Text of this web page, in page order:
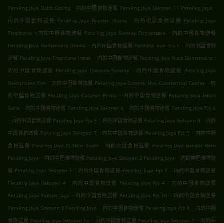
Petaling Jaya Bukit Gasing . 内的中国食物送餐 Petaling Jaya Seksyen 11 Petaling Jaya .
内的中国食物送餐 Petaling Jaya Bandar Utama . 内的中国食物送餐 Petaling Jaya
Tropicana . 内的中国食物送餐 Petaling Jaya Sunway Damansara . 内的中国食物送餐
Petaling Jaya Damansara Utama . 内的中国食物送餐 Petaling Jaya Pju 1 . 内的中国食物
送餐 Petaling Jaya Tropicana Indah . 内的中国食物送餐 Petaling Jaya Kota Damansara .
内的中国食物送餐 Petaling Jaya Dataran Sunway . 内的中国食物送餐 Petaling Jaya
Damansara Kim . 内的中国食物送餐 Petaling Jaya Sunway Mas Commercial Center . 内
的中国食物送餐 Petaling Jaya Dataran Prima . 内的中国食物送餐 Petaling Jaya Aman
Suria . 内的中国食物送餐 Petaling Jaya Seksyen 6 . 内的中国食物送餐 Petaling Jaya Pjs 6
. 内的中国食物送餐 Petaling Jaya Pjs 9 . 内的中国食物送餐 Petaling Jaya Seksyen 9 . 内的
中国食物送餐 Petaling Jaya Seksyen 7 . 内的中国食物送餐 Petaling Jaya Pjs 7 . 内的中国
食物送餐 Petaling Jaya Pj New Town . 内的中国食物送餐 Petaling Jaya Bandar Baru
Petaling Jaya . 内的中国食物送餐 Petaling Jaya Seksyen 3 Petaling Jaya . 内的中国食物送
餐 Petaling Jaya Seksyen 3 . 内的中国食物送餐 Petaling Jaya Pjs 3 . 内的中国食物送餐
Petaling Jaya Seksyen 4 . 内的中国食物送餐 Petaling Jaya Pjs 4 . 内的中国食物送餐
Petaling Jaya Taman Jaya . 内的中国食物送餐 Petaling Jaya Pjs 10 . 内的中国食物送餐
Petaling Jaya Seksyen 8 Petaling Jaya . 内的中国食物送餐 Petaling Jaya Pjs 8 . 内的中国
食物送餐 Petaling Jaya Seksyen 1a . 内的中国食物送餐 Petaling Jaya Seksyen 1 . 内的中